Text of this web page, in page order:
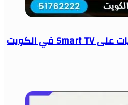
اشتراك لمشاهدة المباريات على Smart TV في الكويت